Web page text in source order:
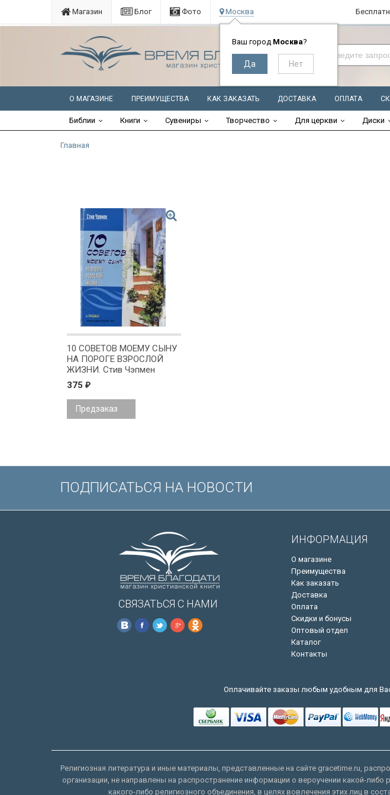
Магазин Блог Фото Москва
Ваш город Москва?
О МАГАЗИНЕ ПРЕИМУЩЕСТВА КАК ЗАКАЗАТЬ ДОСТАВКА ОПЛАТА
Библии Книги Сувениры Творчество Для церкви Диски
Главная
10 СОВЕТОВ МОЕМУ СЫНУ
НА ПОРОГЕ ВЗРОСЛОЙ
ЖИЗНИ. Стив Чэпмен
375 ₽
Предзаказ
ПОДПИСАТЬСЯ НА НОВОСТИ
СВЯЗАТЬСЯ С НАМИ
ИНФОРМАЦИЯ
О магазине
Преимущества
Как заказать
Доставка
Оплата
Скидки и бонусы
Оптовый отдел
Каталог
Контакты
Оплачивайте заказы любым удобным для
Религиозная литература и иные материалы, представленные на сайте gracetime.ru,
организации, не направлены на распространение информации о вероучении какой-
какого-либо религиозного объединения, в целях вовлечения этих лиц в